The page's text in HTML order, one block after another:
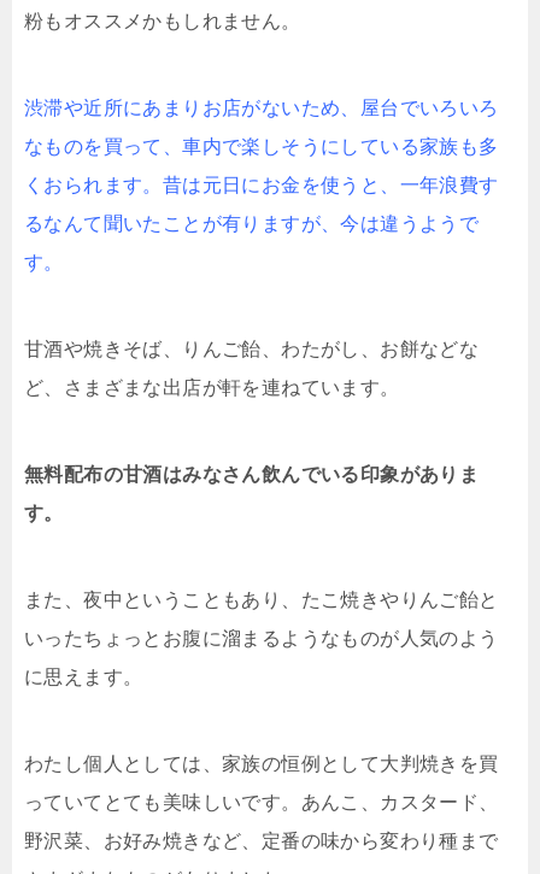
粉もオススメかもしれません。
渋滞や近所にあまりお店がないため、屋台でいろいろ
なものを買って、車内で楽しそうにしている家族も多
くおられます。昔は元日にお金を使うと、一年浪費す
るなんて聞いたことが有りますが、今は違うようで
す。
甘酒や焼きそば、りんご飴、わたがし、お餅などな
ど、さまざまな出店が軒を連ねています。
無料配布の甘酒はみなさん飲んでいる印象がありま
す。
また、夜中ということもあり、たこ焼きやりんご飴と
いったちょっとお腹に溜まるようなものが人気のよう
に思えます。
わたし個人としては、家族の恒例として大判焼きを買
っていてとても美味しいです。あんこ、カスタード、
野沢菜、お好み焼きなど、定番の味から変わり種まで